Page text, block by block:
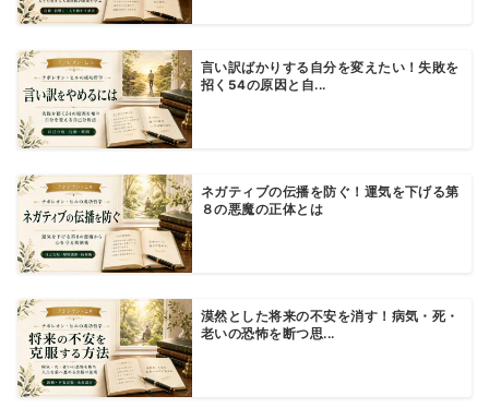
言い訳ばかりする自分を変えたい！失敗を
招く54の原因と自...
ネガティブの伝播を防ぐ！運気を下げる第
８の悪魔の正体とは
漠然とした将来の不安を消す！病気・死・
老いの恐怖を断つ思...